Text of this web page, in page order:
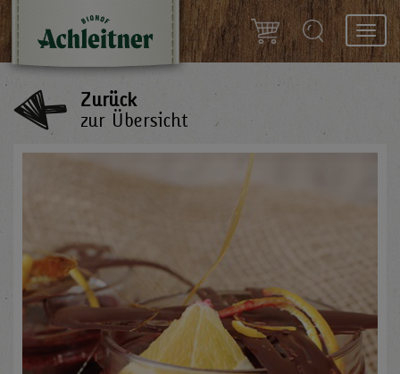
Zurück
zur Übersicht